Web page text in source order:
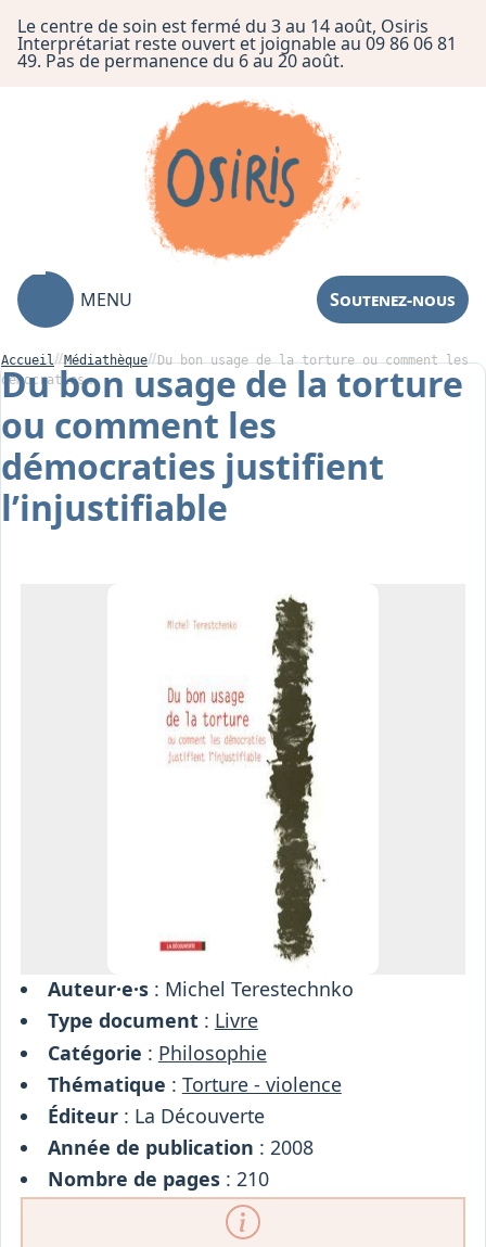
Le centre de soin est fermé du 3 au 14 août, Osiris
Interprétariat reste ouvert et joignable au 09 86 06 81
49. Pas de permanence du 6 au 20 août.
MENU Soutenez-nous
Association
Centre de Soin
Osiris
Interprétariat
Accueil Médiathèque
Du bon usage de la torture ou comment les
démocraties…
Du bon usage de la torture
ou comment les
démocraties justifient
l’injustifiable
Auteur·e·s: Michel Terestechnko
Type document: Livre
Catégorie : Philosophie
Thématique : Torture - violence
Éditeur: La Découverte
Année de publication : 2008
Nombre de pages: 210